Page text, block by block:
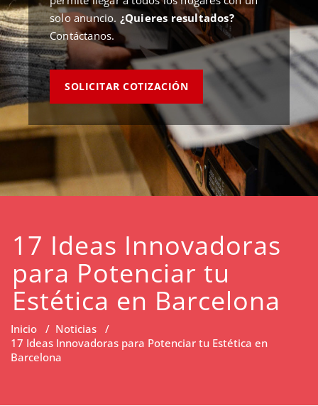
solo anuncio. ¿Quieres resultados?
Contáctanos.
SOLICITAR COTIZACIÓN
17 Ideas Innovadoras
para Potenciar tu
Estética en Barcelona
Inicio / Noticias /
17 Ideas Innovadoras para Potenciar tu Estética en
Barcelona